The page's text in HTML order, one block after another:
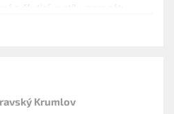
a filtrační vložky ARGO-
Krumlov